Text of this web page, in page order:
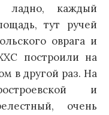
каждый
тут ручей
оврага и
построили на
в другой раз. На
и
очень